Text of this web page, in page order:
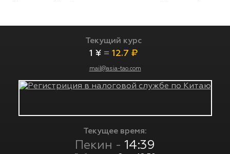
Текущий курс
1 ¥ = 12.7 ₽
mail@asia-tao.com
Текущее время:
Пекин - 14:39